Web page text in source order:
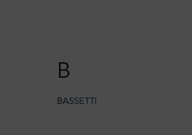
B
BASSETTI